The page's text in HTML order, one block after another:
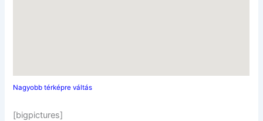
Nagyobb térképre váltás
[bigpictures]